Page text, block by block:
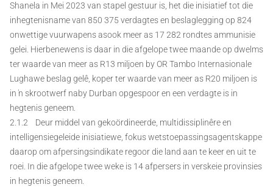
Shanela in Mei 2023 van stapel gestuur is, het die inisiatief tot die
inhegtenisname van 850 375 verdagtes en beslaglegging op 824
onwettige vuurwapens asook meer as 17 282 rondtes ammunisie
gelei. Hierbenewens is daar in die afgelope twee maande op dwelms
ter waarde van meer as R13 miljoen by OR Tambo Internasionale
Lughawe beslag gelê, koper ter waarde van meer as R20 miljoen is
in ŉ skrootwerf naby Durban opgespoor en een verdagte is in
hegtenis geneem.
2.1.2 Deur middel van gekoördineerde, multidissiplinêre en
intelligensiegeleide inisiatiewe, fokus wetstoepassingsagentskappe
daarop om afpersingsindikate regoor die land aan te keer en uit te
roei. In die afgelope twee weke is 14 afpersers in verskeie provinsies
in hegtenis geneem.